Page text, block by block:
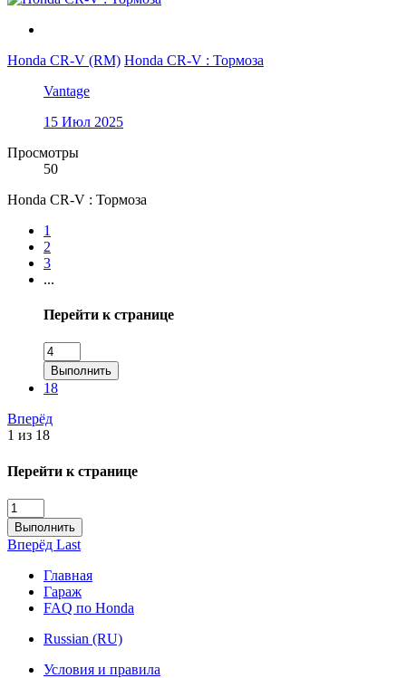
Honda CR-V (RM) Honda CR-V : Тормоза
Vantage
15 Июл 2025
Просмотры
50
Honda CR-V : Тормоза
1
2
3
...
Перейти к странице
Выполнить
18
Вперёд
1 из 18
Перейти к странице
Выполнить
Вперёд Last
Главная
Гараж
FAQ по Honda
Russian (RU)
Условия и правила